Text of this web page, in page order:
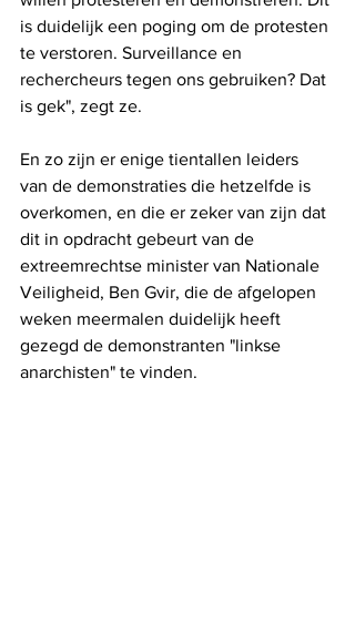
is duidelijk een poging om de protesten
te verstoren. Surveillance en
rechercheurs tegen ons gebruiken? Dat
is gek", zegt ze.
En zo zijn er enige tientallen leiders
van de demonstraties die hetzelfde is
overkomen, en die er zeker van zijn dat
dit in opdracht gebeurt van de
extreemrechtse minister van Nationale
Veiligheid, Ben Gvir, die de afgelopen
weken meermalen duidelijk heeft
gezegd de demonstranten "linkse
anarchisten" te vinden.